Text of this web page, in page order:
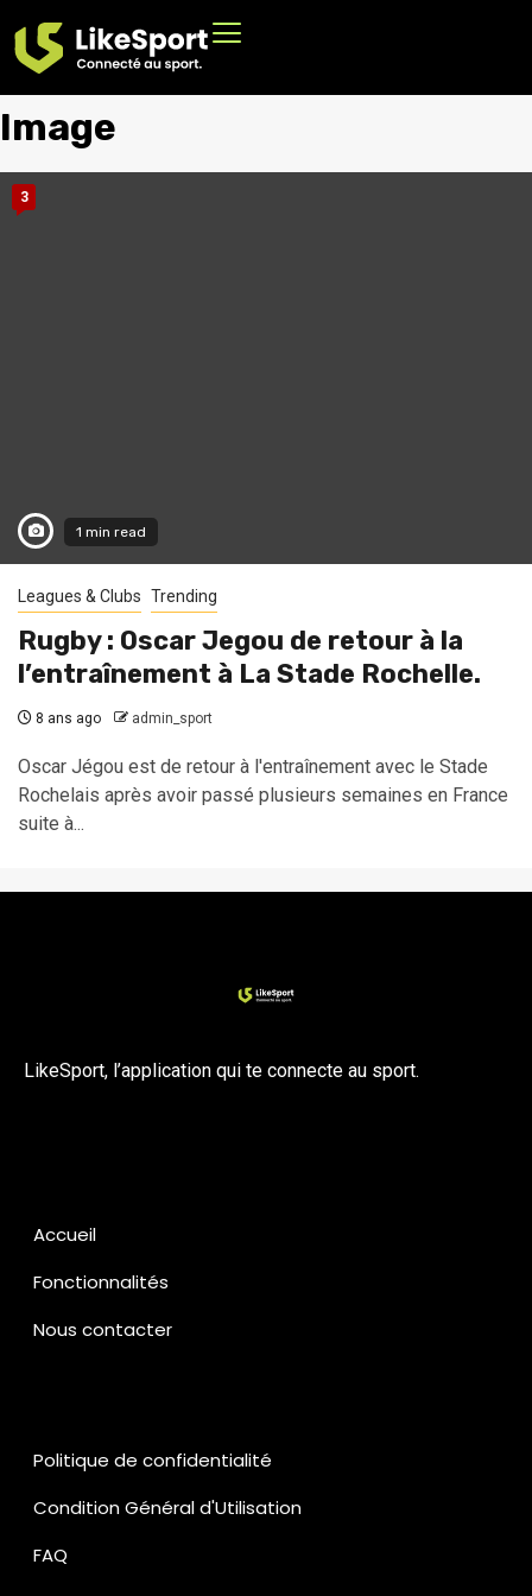
Image
1 min read
3
Leagues & Clubs Trending
Rugby : Oscar Jegou de retour à la
l’entraînement à La Stade Rochelle.
8 ans ago admin_sport
Oscar Jégou est de retour à l'entraînement avec le Stade
Rochelais après avoir passé plusieurs semaines en France
suite à...
LikeSport, l’application qui te connecte au sport.
Accueil
Fonctionnalités
Nous contacter
Politique de confidentialité
Condition Général d'Utilisation
FAQ